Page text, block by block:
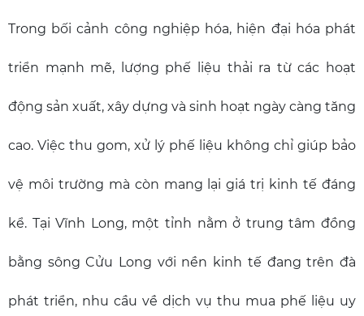
Trong bối cảnh công nghiệp hóa, hiện đại hóa phát
triển mạnh mẽ, lượng phế liệu thải ra từ các hoạt
động sản xuất, xây dựng và sinh hoạt ngày càng tăng
cao. Việc thu gom, xử lý phế liệu không chỉ giúp bảo
vệ môi trường mà còn mang lại giá trị kinh tế đáng
kể. Tại Vĩnh Long, một tỉnh nằm ở trung tâm đồng
bằng sông Cửu Long với nền kinh tế đang trên đà
phát triển, nhu cầu về dịch vụ thu mua phế liệu uy